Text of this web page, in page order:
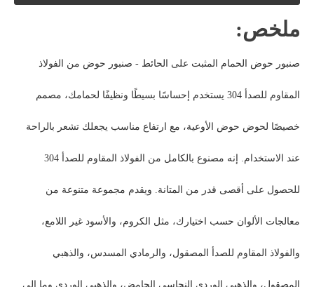
ملخص:
صنبور حوض الحمام المثبت على الحائط - صنبور حوض من الفولاذ
المقاوم للصدأ 304 يستخدم إحساسًا بسيطًا ونظيفًا لحمامك، مصمم
خصيصًا لحوض حوض الأوعية، مع ارتفاع مناسب يجعلك تشعر بالراحة
عند الاستخدام. إنه مصنوع بالكامل من الفولاذ المقاوم للصدأ 304
للحصول على أقصى قدر من المتانة. ويقدم مجموعة متنوعة من
معالجات الألوان حسب اختيارك، مثل الكروم، والأسود غير اللامع،
والفولاذ المقاوم للصدأ المصقول، والرمادي المسدس، والذهبي
المصقول، والذهبي الوردي النحاسي الحامض، والذهبي الوردي وما إلى